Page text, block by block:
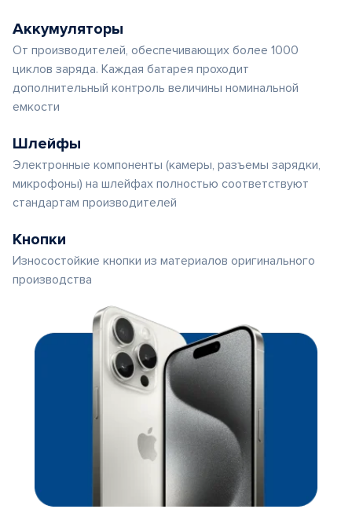
Аккумуляторы
От производителей, обеспечивающих более 1000
циклов заряда. Каждая батарея проходит
дополнительный контроль величины номинальной
емкости
Шлейфы
Электронные компоненты (камеры, разъемы зарядки,
микрофоны) на шлейфах полностью соответствуют
стандартам производителей
Кнопки
Износостойкие кнопки из материалов оригинального
производства